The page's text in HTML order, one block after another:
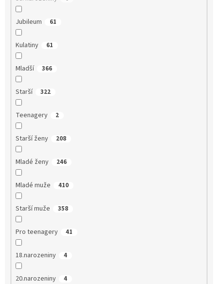
Jubileum 61
Kulatiny 61
Mladší 366
Starší 322
Teenagery 2
Starší ženy 208
Mladé ženy 246
Mladé muže 410
Starší muže 358
Pro teenagery 41
18.narozeniny 4
20.narozeniny 4